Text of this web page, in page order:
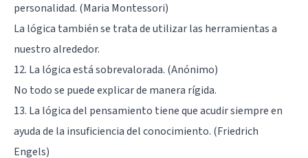
personalidad. (Maria Montessori)
La lógica también se trata de utilizar las herramientas a
nuestro alrededor.
12. La lógica está sobrevalorada. (Anónimo)
No todo se puede explicar de manera rígida.
13. La lógica del pensamiento tiene que acudir siempre en
ayuda de la insuficiencia del conocimiento. (Friedrich
Engels)